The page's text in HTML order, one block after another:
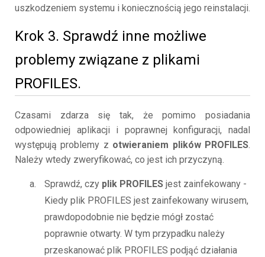
uszkodzeniem systemu i koniecznością jego reinstalacji.
Krok 3. Sprawdź inne możliwe
problemy związane z plikami
PROFILES.
Czasami zdarza się tak, że pomimo posiadania
odpowiedniej aplikacji i poprawnej konfiguracji, nadal
występują problemy z otwieraniem plików PROFILES.
Należy wtedy zweryfikować, co jest ich przyczyną.
Sprawdź, czy plik PROFILES jest zainfekowany -
Kiedy plik PROFILES jest zainfekowany wirusem,
prawdopodobnie nie będzie mógł zostać
poprawnie otwarty. W tym przypadku należy
przeskanować plik PROFILES podjąć działania